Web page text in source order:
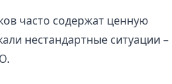
часто содержат ценную
нестандартные ситуации –